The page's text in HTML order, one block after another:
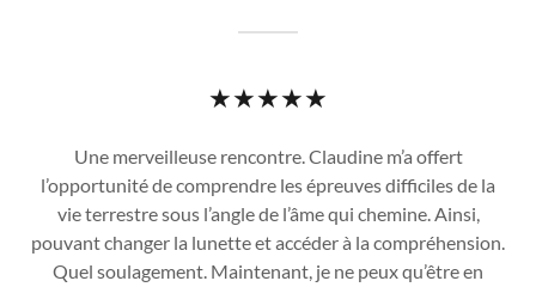
★★★★★
Une merveilleuse rencontre. Claudine m’a offert
l’opportunité de comprendre les épreuves difficiles de la
vie terrestre sous l’angle de l’âme qui chemine. Ainsi,
pouvant changer la lunette et accéder à la compréhension.
Quel soulagement. Maintenant, je ne peux qu’être en